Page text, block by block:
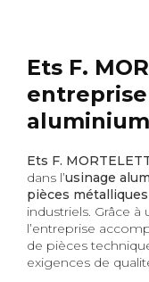
Ets F.
entreprise
Ets F.
dans l’usinage
pièces métalliques
industriels. Grâce
l’entreprise
de pièces
exigences de